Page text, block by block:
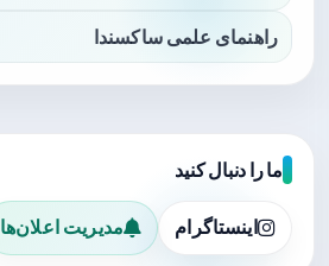
راهنمای علمی ساکسندا
ما را دنبال کنید
اینستاگرام مدیریت اعلان‌ها